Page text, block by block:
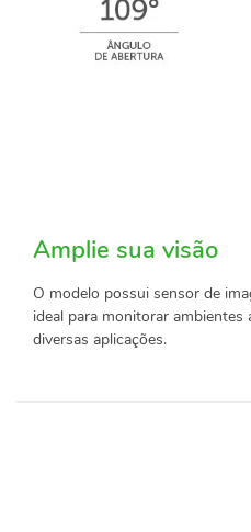
Amplie sua visão
O modelo possui sensor de
ideal para monitorar ambientes
diversas aplicações.